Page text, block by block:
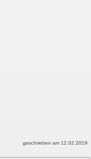
geschrieben am 12.02.2019